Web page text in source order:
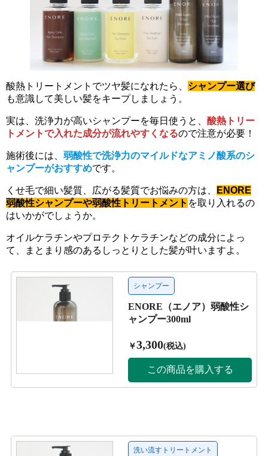
酸熱トリートメントでツヤ髪になれたら、 シャンプー選び
も意識して美しい髪をキープしましょう。
実は、洗浄力が高いシャンプーを毎日使うと、 酸熱トリー
トメントで入れた成分が流れやすくなるので注意が必要！
施術後には、 弱酸性で洗浄力のマイルドなアミノ酸系のシ
ャンプーがおすすめです。
くせ毛で細い髪質、広がる髪質でお悩みの方は、
ENORE
弱酸性シャンプーや弱酸性トリートメント を取り入れるの
はいかがでしょうか。
オイルケラチンやプロテクトケラチンなどの成分によっ
て、まとまり感のあるしっとりとした髪が叶いますよ。